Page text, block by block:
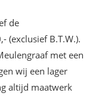
de
(exclusief B.T.W.).
met een
wij een lager
altijd maatwerk